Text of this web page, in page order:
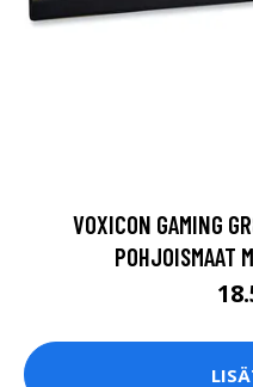
VOXICON GAMING
POHJOISMAAT